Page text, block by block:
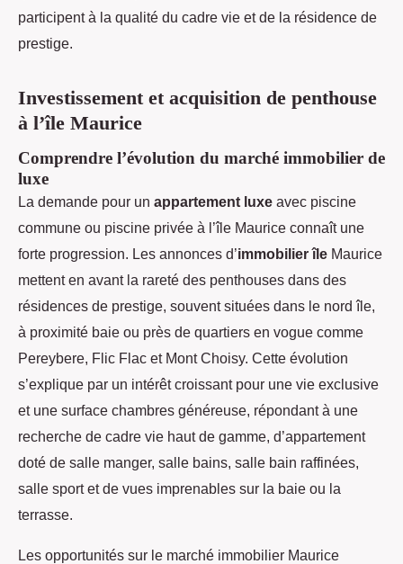
participent à la qualité du cadre vie et de la résidence de
prestige.
Investissement et acquisition de penthouse
à l’île Maurice
Comprendre l’évolution du marché immobilier de
luxe
La demande pour un appartement luxe avec piscine
commune ou piscine privée à l’île Maurice connaît une
forte progression. Les annonces d’immobilier île Maurice
mettent en avant la rareté des penthouses dans des
résidences de prestige, souvent situées dans le nord île,
à proximité baie ou près de quartiers en vogue comme
Pereybere, Flic Flac et Mont Choisy. Cette évolution
s’explique par un intérêt croissant pour une vie exclusive
et une surface chambres généreuse, répondant à une
recherche de cadre vie haut de gamme, d’appartement
doté de salle manger, salle bains, salle bain raffinées,
salle sport et de vues imprenables sur la baie ou la
terrasse.
Les opportunités sur le marché immobilier Maurice